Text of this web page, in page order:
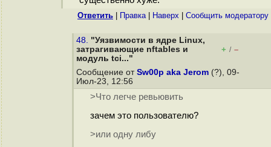
Ответить Правка| Наверх Cообщить модератору
48. "Уязвимости в ядре Linux,
затрагивающие nftables и
модуль tci..."
+ / –
Сообщение от Sw00p aka Jerom (?), 09-
Июл-23, 12:56
>Что легче ревьювить
зачем это пользователю?
>или одну либу